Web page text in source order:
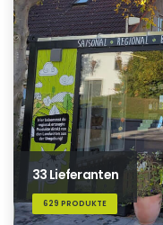
33 Lieferanten
629 PRODUKTE